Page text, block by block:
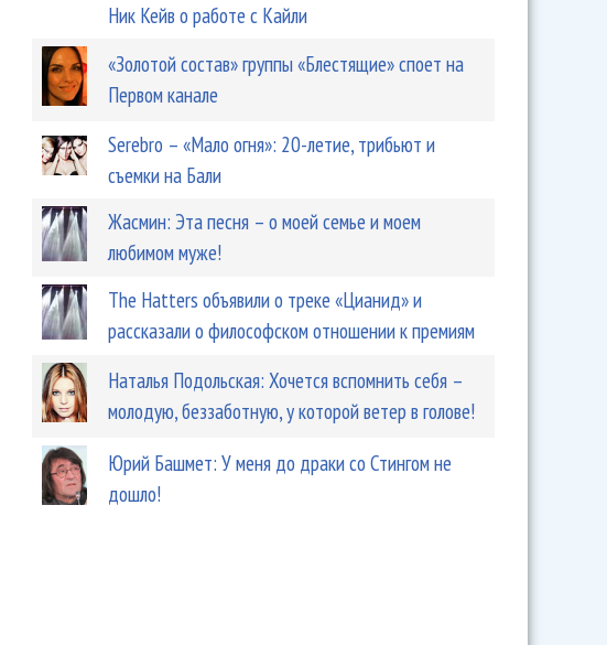
Ник Кейв о работе с Кайли
«Золотой состав» группы «Блестящие» споет на
Первом канале
Serebro – «Мало огня»: 20-летие, трибьют и
съемки на Бали
Жасмин: Эта песня – о моей семье и моем
любимом муже!
The Hatters объявили о треке «Цианид» и
рассказали о философском отношении к премиям
Наталья Подольская: Хочется вспомнить себя –
молодую, беззаботную, у которой ветер в голове!
Юрий Башмет: У меня до драки со Стингом не
дошло!